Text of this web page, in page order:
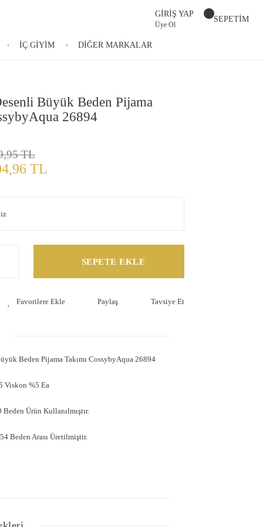
GİRİŞ YAP
Üye Ol
SEPETİM
İÇ GİYİM DİĞER MARKALAR
Büyük Beden Pijama
26894
TL
TL
SEPETE EKLE
Paylaş Tavsiye Et
Beden Pijama Takımı CossybyAqua 26894
Viskon %5 Ea
Ürün Kullanılmıştır.
Beden Arası Üretilmiştir.